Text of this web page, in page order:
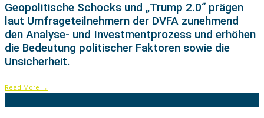
Geopolitische Schocks und „Trump 2.0“ prägen
laut Umfrageteilnehmern der DVFA zunehmend
den Analyse- und Investmentprozess und erhöhen
die Bedeutung politischer Faktoren sowie die
Unsicherheit.
Read More →